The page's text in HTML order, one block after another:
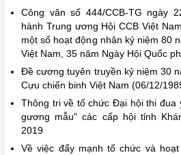
Công văn số 444/CCB-TG ngày
hành Trung ương Hội CCB Việt
một số hoạt động nhân kỷ niệm 80
Việt Nam, 35 năm Ngày Hội Quốc
Đề cương tuyên truyền kỷ niệm 30
Cựu chiến binh Việt Nam (06/12/
Thông tri về tổ chức Đại hội thi đua
gương mẫu" các cấp hội tỉnh
2019
Về việc đẩy mạnh tổ chức và